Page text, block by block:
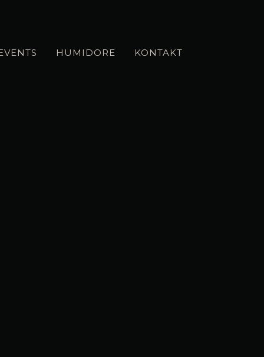
HUMIDORE KONTAKT